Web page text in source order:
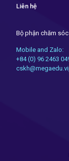
Liên hệ
Bộ phận chăm
Mobile and Zalo:
+84 (0) 96 2463